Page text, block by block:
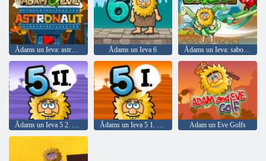
Ādams un Ieva 6
Ādams un Ieva 5 2. daļa Ādams un Ieva 5 1. daļa Adam un Eve Golfs